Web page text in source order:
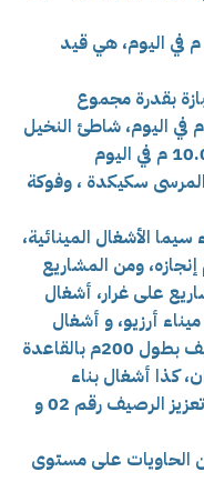
60.000 م في اليوم، هي قيد
بقدرة مجموع
اليوم، زرالدة 10 آلاف م في اليوم، شاطئ النخيل
في اليوم، المرسى سكيكدة ، وفوكة
الأشغال المينائية،
تم إنجازه، ومن المشاريع
طور الإنجاز، خمسة (5) مشاريع على غرار، أشغال
البحري التجاري رقم 05 – ميناء أرزيو، و أشغال
إنجاز رصيف بحري بطول 650م و رصيف بطول 200م بالقاعدة
كذا أشغال بناء
رصيف معدني – ميناء عنابة، وأشغال تعزيز الرصيف رقم 02 و
الحاويات على مستوى